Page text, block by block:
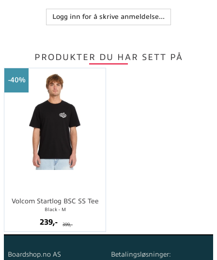
Logg inn for å skrive anmeldelse...
PRODUKTER DU HAR SETT PÅ
40%
Volcom Startlog BSC SS Tee
Black - M
239,- 399,-
Boardshop.no AS Betalingsløsninger: